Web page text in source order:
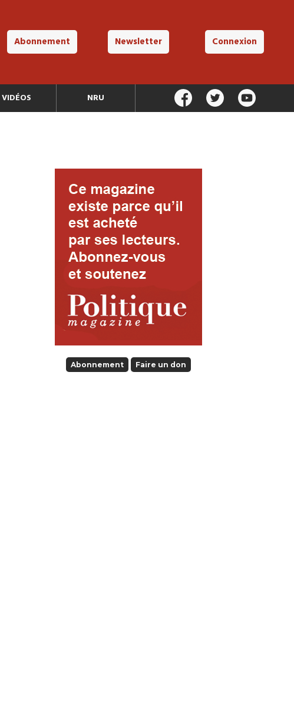
Abonnement Newsletter Connexion
VIDÉOS NRU
Abonnement Faire un don